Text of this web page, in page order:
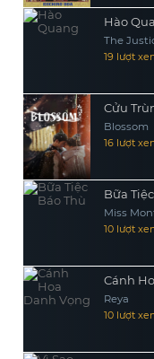
Hào
The
19 lượt
Cửu
Blossom
16 lượt
Bữa
Miss
10 lượt
Cánh
Reya
10 lượt